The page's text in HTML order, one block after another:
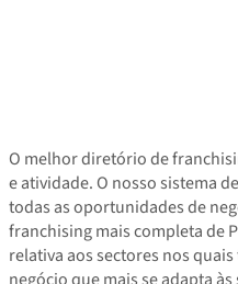
O melhor diretório de
e atividade. O nosso sistema
todas as oportunidades de
franchising mais completa de
relativa aos sectores nos